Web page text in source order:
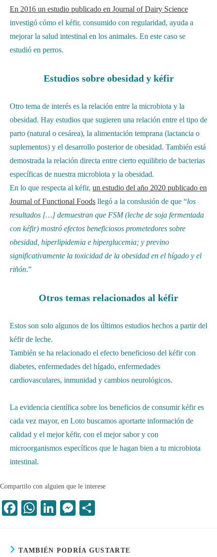
En 2016 un estudio publicado en Journal of Dairy Science
investigó cómo el kéfir, consumido con regularidad, ayuda a
mejorar la salud intestinal en los animales. En este caso se
estudió en perros.
Estudios sobre obesidad y kéfir
Otro tema de interés es la relación entre la microbiota y la
obesidad. Hay estudios que sugieren una relación entre el tipo de
parto (natural o cesárea), la alimentación temprana (lactancia o
suplementos) y el desarrollo posterior de obesidad. También está
demostrada la relación directa entre cierto equilibrio de bacterias
específicas de nuestra microbiota y la obesidad.
En lo que respecta al kéfir, un estudio del año 2020 publicado en
Journal of Functional Foods llegó a la conslusión de que “los
resultados […] demuestran que FSM (leche de soja fermentada
con kéfir) mostró efectos beneficiosos prometedores sobre
obesidad, hiperlipidemia e hiperglucemia; y previno
significativamente la toxicidad de la obesidad en el hígado y el
riñón.”
Otros temas relacionados al kéfir
Estos son solo algunos de los últimos estudios hechos a partir del
kéfir de leche.
También se ha relacionado el efecto beneficioso del kéfir con
diabetes, enfermedades del hígado, enfermedades
cardiovasculares, inmunidad y cambios neurológicos.
La evidencia científica sobre los beneficios de consumir kéfir es
cada vez mayor, en Loto buscamos aportarte información de
calidad y el mejor kéfir, con el mejor sabor y con
microorganismos específicos que le hagan bien a tu microbiota
intestinal.
Compartilo con alguien que le interese
Fa
W
Li
M
TAMBIÉN PODRÍA GUSTARTE